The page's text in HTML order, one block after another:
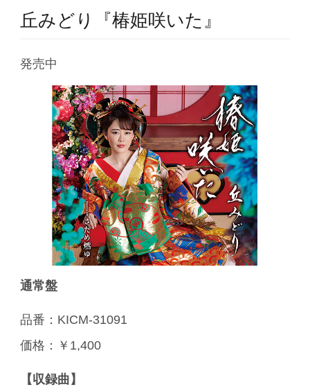
丘みどり『椿姫咲いた』
発売中
通常盤
品番：KICM-31091
価格：￥1,400
【収録曲】